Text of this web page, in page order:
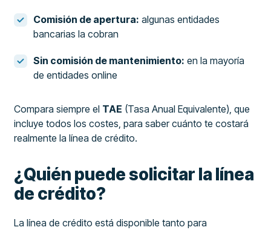
Comisión de apertura: algunas entidades
bancarias la cobran
Sin comisión de mantenimiento: en la mayoría
de entidades online
Compara siempre el TAE (Tasa Anual Equivalente), que
incluye todos los costes, para saber cuánto te costará
realmente la línea de crédito.
¿Quién puede solicitar la línea
de crédito?
La línea de crédito está disponible tanto para